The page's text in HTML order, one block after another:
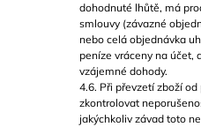
dohodnuté lhůtě, má
smlouvy (závazné
nebo celá objednávka
peníze vráceny na účet,
vzájemné dohody.
4.6. Při převzetí zboží
zkontrolovat
jakýchkoliv závad toto